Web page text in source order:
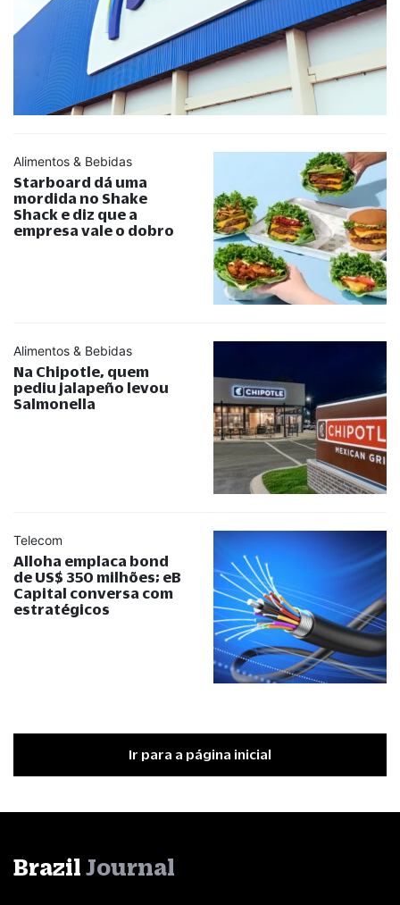
Alimentos & Bebidas
Starboard dá uma
mordida no Shake
Shack e diz que a
empresa vale o dobro
Alimentos & Bebidas
Na Chipotle, quem
pediu jalapeño levou
Salmonella
Telecom
Alloha emplaca bond
de US$ 350 milhões; eB
Capital conversa com
estratégicos
Ir para a página inicial
Brazil Journal